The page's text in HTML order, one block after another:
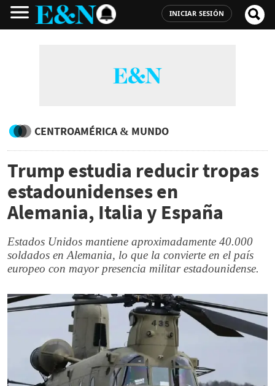
INICIAR SESIÓN
CENTROAMÉRICA & MUNDO
Trump estudia reducir tropas
estadounidenses en
Alemania, Italia y España
Estados Unidos mantiene aproximadamente 40.000
soldados en Alemania, lo que la convierte en el país
europeo con mayor presencia militar estadounidense.